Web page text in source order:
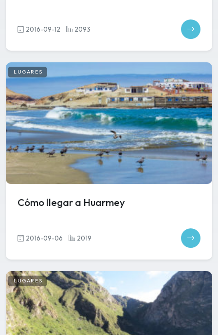
2016-09-12 2093
LUGARES
Cómo llegar a Huarmey
2016-09-06 2019
LUGARES